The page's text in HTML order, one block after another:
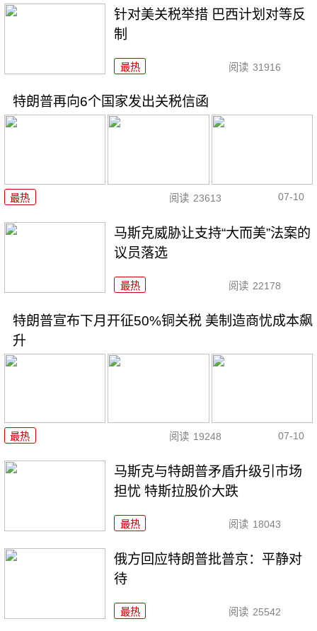
针对美关税举措 巴西计划对等反
制
最热 阅读 31916
特朗普再向6个国家发出关税信函
最热 阅读 23613 07-10
马斯克威胁让支持“大而美”法案的
议员落选
最热 阅读 22178
特朗普宣布下月开征50%铜关税 美制造商忧成本飙
升
最热 阅读 19248 07-10
马斯克与特朗普矛盾升级引市场
担忧 特斯拉股价大跌
最热 阅读 18043
俄方回应特朗普批普京：平静对
待
最热 阅读 25542